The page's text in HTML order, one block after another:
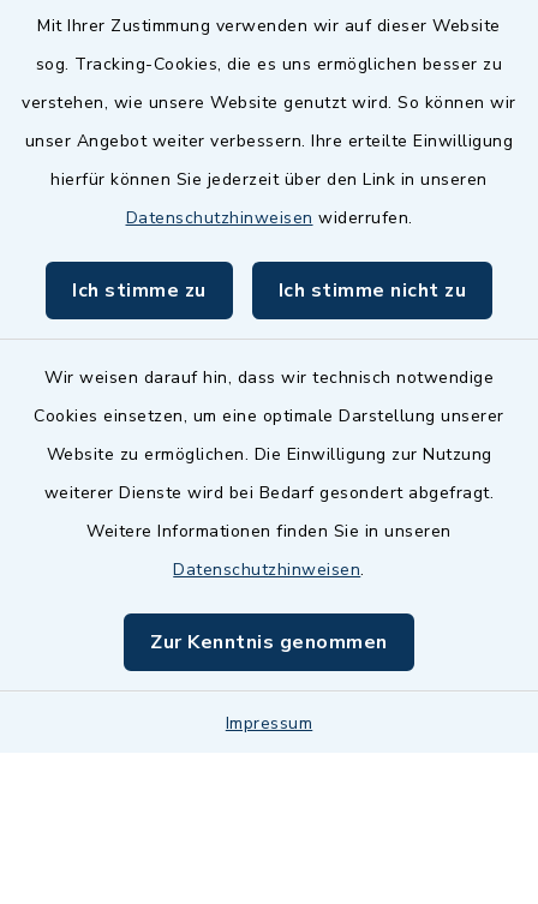
Mit Ihrer Zustimmung verwenden wir auf dieser Website
sog. Tracking-Cookies, die es uns ermöglichen besser zu
verstehen, wie unsere Website genutzt wird. So können wir
unser Angebot weiter verbessern. Ihre erteilte Einwilligung
hierfür können Sie jederzeit über den Link in unseren
Datenschutzhinweisen widerrufen.
Ich stimme zu Ich stimme nicht zu
Wir weisen darauf hin, dass wir technisch notwendige
Cookies einsetzen, um eine optimale Darstellung unserer
Website zu ermöglichen. Die Einwilligung zur Nutzung
weiterer Dienste wird bei Bedarf gesondert abgefragt.
Weitere Informationen finden Sie in unseren
Datenschutzhinweisen.
Zur Kenntnis genommen
Impressum
Baupilot
Serviceportal Baden-Württemberg
Website in Leichter Sprache
Barrierefreiheit
Impressum
Sitemap